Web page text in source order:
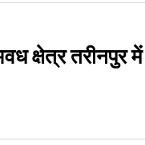
क्षेत्र